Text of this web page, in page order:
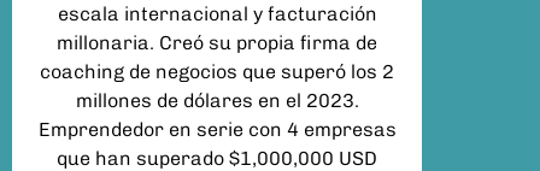
escala internacional y facturación
millonaria. Creó su propia firma de
coaching de negocios que superó los 2
millones de dólares en el 2023.
Emprendedor en serie con 4 empresas
que han superado $1,000,000 USD